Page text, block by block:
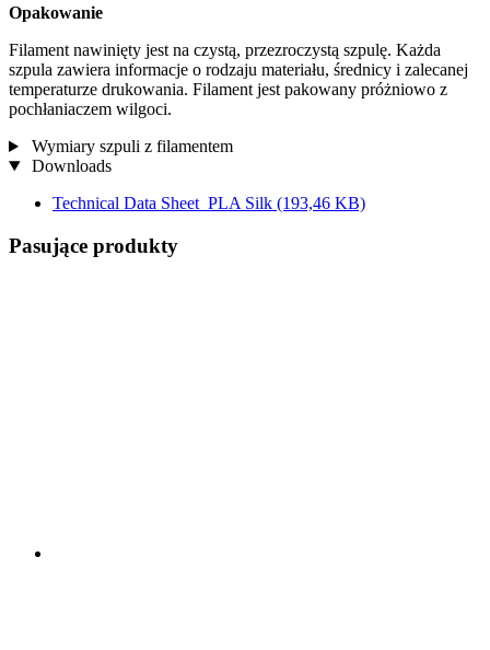
Opakowanie
Filament nawinięty jest na czystą, przezroczystą szpulę. Każda
szpula zawiera informacje o rodzaju materiału, średnicy i zalecanej
temperaturze drukowania. Filament jest pakowany próżniowo z
pochłaniaczem wilgoci.
Wymiary szpuli z filamentem
Downloads
Technical Data Sheet_PLA Silk (193,46 KB)
Pasujące produkty